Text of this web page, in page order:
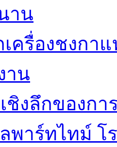
าน
เครื่องชงกา
าน
ชิงลึกของก
พาร์ทไทม์ โ